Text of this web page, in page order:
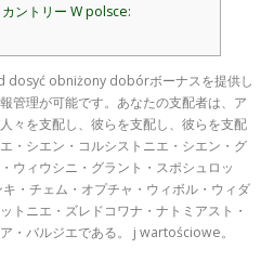
ントリー W polsce:
obniżony dobórボーナスを提供し
管理が可能です。あなたの支配者は、ア
々を支配し、彼らを支配し、彼らを支配
・シエン・コルシストニエ・シエン・グ
ウィウシニ・グラント・スポシュロッ
・チェム・オプチャ・ウィボル・ウィダ
トニエ・ズレドコワナ・ナトミアスト・
・バルジエである。 j wartościowe。